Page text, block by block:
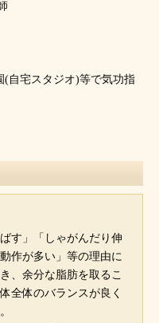
自宅スタジオ)等で気功指
す」「しゃがんだり伸
作が多い」等の理由に
、余分な脂肪を取るこ
全体のバランスが良く